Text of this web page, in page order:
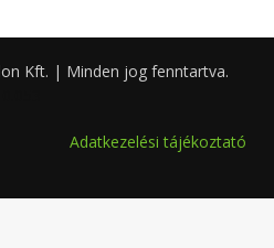
Kft. | Minden jog fenntartva.
Adatkezelési tájékoztató